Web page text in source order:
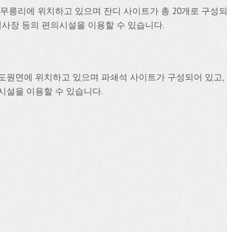
릉리에 위치하고 있으며 잔디 사이트가 총 20개로 구성되
장 등의 편의시설을 이용할 수 있습니다.
원면에 위치하고 있으며 파쇄석 사이트가 구성되어 있고,
설을 이용할 수 있습니다.